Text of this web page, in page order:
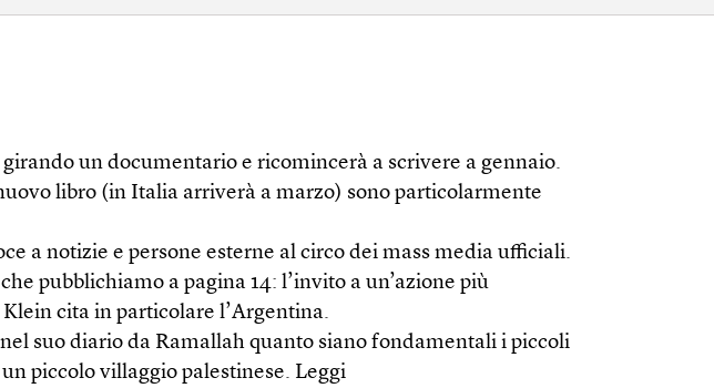
un documentario e ricomincerà a scrivere a gennaio.
libro (in Italia arriverà a marzo) sono particolarmente
a notizie e persone esterne al circo dei mass media ufficiali.
pubblichiamo a pagina 14: l’invito a un’azione più
cita in particolare l’Argentina.
suo diario da Ramallah quanto siano fondamentali i piccoli
piccolo villaggio palestinese. Leggi